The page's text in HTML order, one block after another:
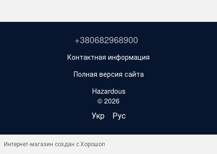
+380682968900
Контактная информация
Полная версия сайта
Hazardous
© 2026
Укр Рус
Интернет-магазин создан с Хорошоп